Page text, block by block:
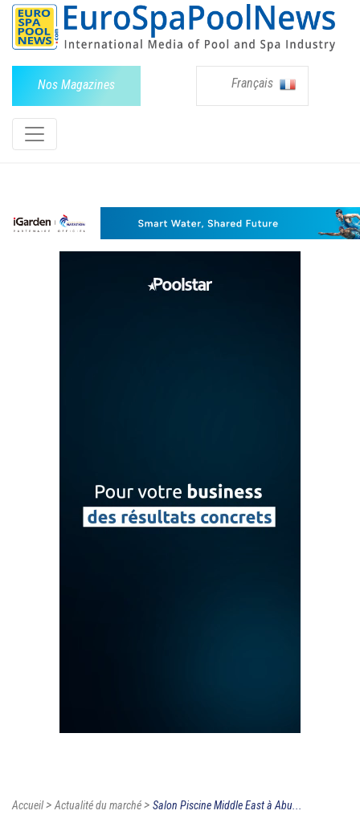
Nos Magazines Français
Accueil>Actualité du marché> Salon Piscine Middle East à Abu...